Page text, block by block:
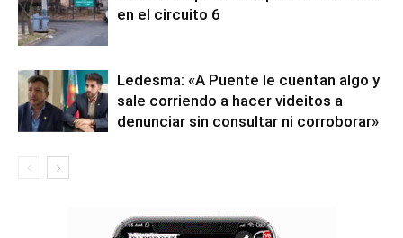
en el circuito 6
Ledesma: «A Puente le cuentan algo y
sale corriendo a hacer videitos a
denunciar sin consultar ni corroborar»